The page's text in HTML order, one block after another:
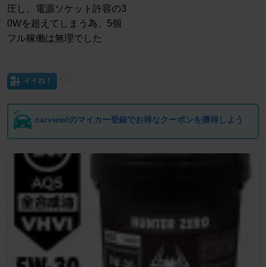
圧し、電源ソケット許容の3
0Wを超えてしまう為、5個
フル稼働は無理でした
イイね！
carview!のマイカー登録でお得なクーポンを獲得しよう